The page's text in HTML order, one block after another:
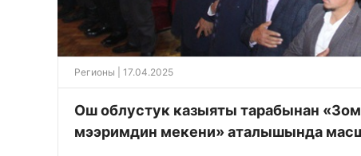
Регионы | 17.04.2025
Ош облустук казыяты тарабынан
мээримдин мекени» аталышында